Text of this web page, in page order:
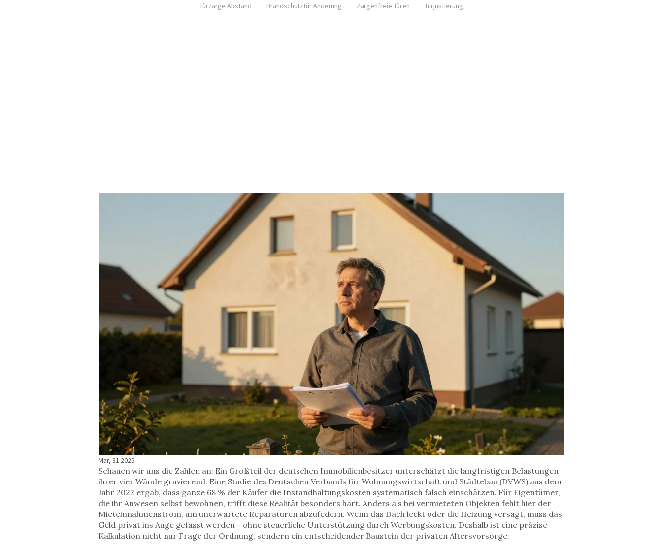
Türzarge Abstand Brandschutztür Änderung Zargenfreie Türen Türjustierung
Mär, 31 2026
Schauen wir uns die Zahlen an: Ein Großteil der deutschen Immobilienbesitzer unterschätzt die langfristigen Belastungen
ihrer vier Wände gravierend. Eine Studie des Deutschen Verbands für Wohnungswirtschaft und Städtebau (DVWS) aus dem
Jahr 2022 ergab, dass ganze 68 % der Käufer die Instandhaltungskosten systematisch falsch einschätzen. Für Eigentümer,
die ihr Anwesen selbst bewohnen, trifft diese Realität besonders hart. Anders als bei vermieteten Objekten fehlt hier der
Mieteinnahmenstrom, um unerwartete Reparaturen abzufedern. Wenn das Dach leckt oder die Heizung versagt, muss das
Geld privat ins Auge gefasst werden - ohne steuerliche Unterstützung durch Werbungskosten. Deshalb ist eine präzise
Kalkulation nicht nur Frage der Ordnung, sondern ein entscheidender Baustein der privaten Altersvorsorge.